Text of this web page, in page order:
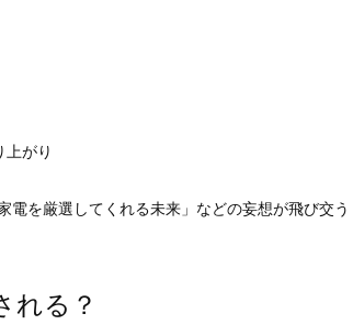
がり
電を厳選してくれる未来」などの妄想が飛び交う
れる？